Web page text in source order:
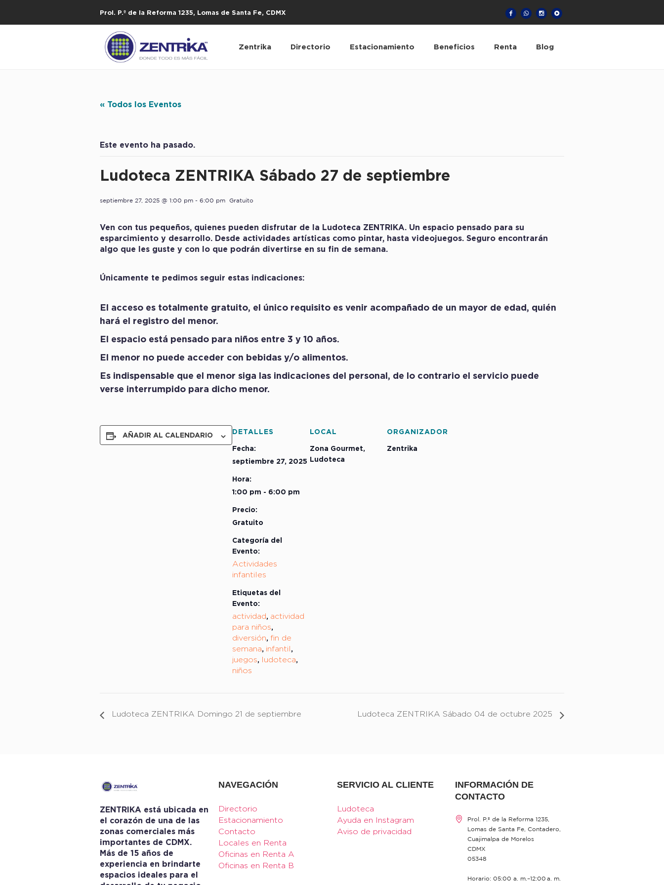
Prol. P.º de la Reforma 1235, Lomas de Santa Fe, CDMX
Zentrika Directorio Estacionamiento Beneficios Renta Blog
« Todos los Eventos
Este evento ha pasado.
Ludoteca ZENTRIKA Sábado 27 de septiembre
septiembre 27, 2025 @ 1:00 pm - 6:00 pm Gratuito
Ven con tus pequeños, quienes pueden disfrutar de la Ludoteca ZENTRIKA. Un espacio pensado para su
esparcimiento y desarrollo. Desde actividades artísticas como pintar, hasta videojuegos. Seguro encontrarán
algo que les guste y con lo que podrán divertirse en su fin de semana.
Únicamente te pedimos seguir estas indicaciones:
El acceso es totalmente gratuito, el único requisito es venir acompañado de un mayor de edad, quién
hará el registro del menor.
El espacio está pensado para niños entre 3 y 10 años.
El menor no puede acceder con bebidas y/o alimentos.
Es indispensable que el menor siga las indicaciones del personal, de lo contrario el servicio puede
verse interrumpido para dicho menor.
AÑADIR AL CALENDARIO DETALLES
Fecha:
septiembre 27, 2025
Hora:
1:00 pm - 6:00 pm
Precio:
Gratuito
Categoría del
Evento:
Actividades
infantiles
Etiquetas del
Evento:
actividad, actividad
para niños,
diversión, fin de
semana, infantil ,
juegos, ludoteca,
niños
LOCAL
Zona Gourmet,
Ludoteca
ORGANIZADOR
Zentrika
Ludoteca ZENTRIKA Domingo 21 de septiembre Ludoteca ZENTRIKA Sábado 04 de octubre 2025
ZENTRIKA está ubicada en
el corazón de una de las
zonas comerciales más
importantes de CDMX.
Más de 15 años de
experiencia en brindarte
espacios ideales para el
NAVEGACIÓN
Directorio
Estacionamiento
Contacto
Locales en Renta
Oficinas en Renta A
Oficinas en Renta B
SERVICIO AL CLIENTE
Ludoteca
Ayuda en Instagram
Aviso de privacidad
INFORMACIÓN DE
CONTACTO
Prol. P.º de la Reforma 1235,
Lomas de Santa Fe, Contadero,
Cuajimalpa de Morelos
CDMX
05348
Horario: 05:00 a. m.–12:00 a. m.